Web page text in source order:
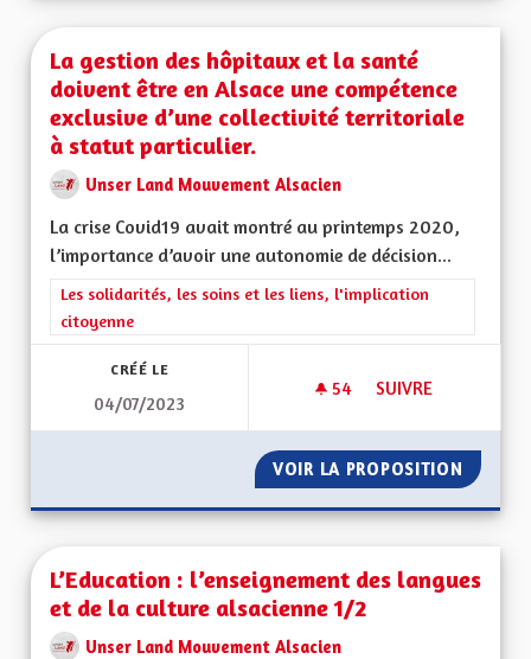
La gestion des hôpitaux et la santé
doivent être en Alsace une compétence
exclusive d’une collectivité territoriale
à statut particulier.
Unser Land Mouvement Alsacien
La crise Covid19 avait montré au printemps 2020,
l’importance d’avoir une autonomie de décision...
Filtrer les résultats de la catégorie : Les solidarités, les soins
Les solidarités, les soins et les liens, l'implication
citoyenne
CRÉÉ LE
04/07/2023
54 54 ABONNÉS
SUIVRE
VOIR LA PROPOSITION LA
L’Education : l’enseignement des langues
et de la culture alsacienne 1/2
Unser Land Mouvement Alsacien